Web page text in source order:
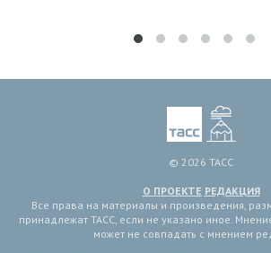
© 2026 ТАСС
О ПРОЕКТЕ РЕДАКЦИЯ
Все права на материалы и произведения,
принадлежат ТАСС, если не указано иное.
может не совпадать с мнением